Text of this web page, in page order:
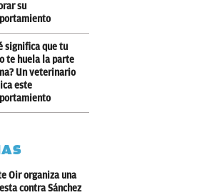
su
significa que tu
te huela la parte
Un veterinario
este
Oir organiza una
contra Sánchez